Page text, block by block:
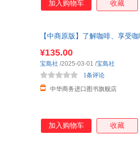
加入购物车 收藏
【中商原版】了解咖啡、享受
¥135.00
中华商务进口图书旗舰店
1条评论
宝島社 /2025-03-01 /宝島社
加入购物车 收藏